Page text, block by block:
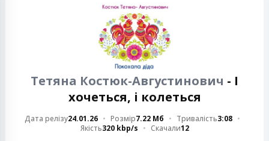
Тетяна Костюк-Августинович - І
хочеться, і колеться
Дата релізу24.01.26 Розмір7.22 Мб Тривалість3:08
Якість320 kbp/s Скачали12